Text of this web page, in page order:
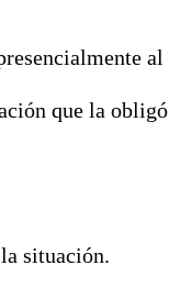
que la
situación.